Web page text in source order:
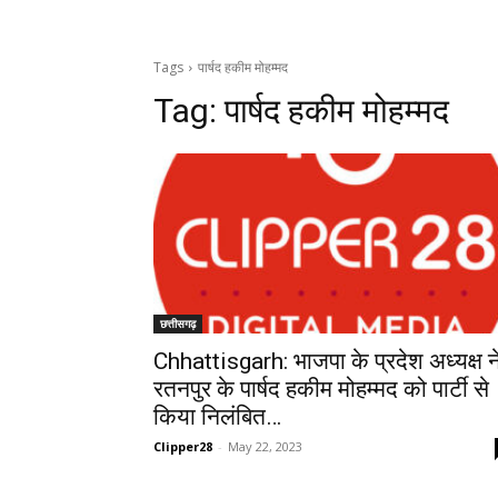
Tags पार्षद हकीम मोहम्मद
Tag:पार्षद हकीम मोहम्मद
छत्तीसगढ़
Chhattisgarh: भाजपा के प्रदेश अध्यक्ष
रतनपुर के पार्षद हकीम मोहम्मद को पार्टी से
किया निलंबित…
Clipper28 - May 22, 2023